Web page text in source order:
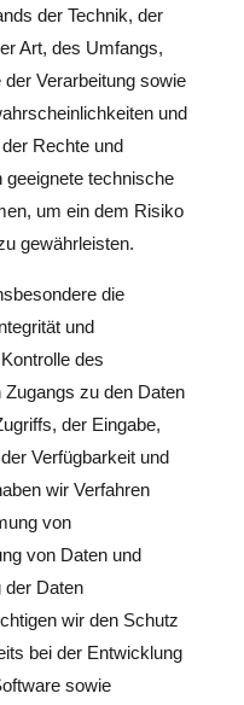
der Technik, der
Art, des Umfangs,
Verarbeitung sowie
und
Rechte und
geeignete technische
um ein dem Risiko
gewährleisten.
die
und
des
zu den Daten
der Eingabe,
Verfügbarkeit und
wir Verfahren
von
von Daten und
der Daten
wir den Schutz
bei der Entwicklung
sowie